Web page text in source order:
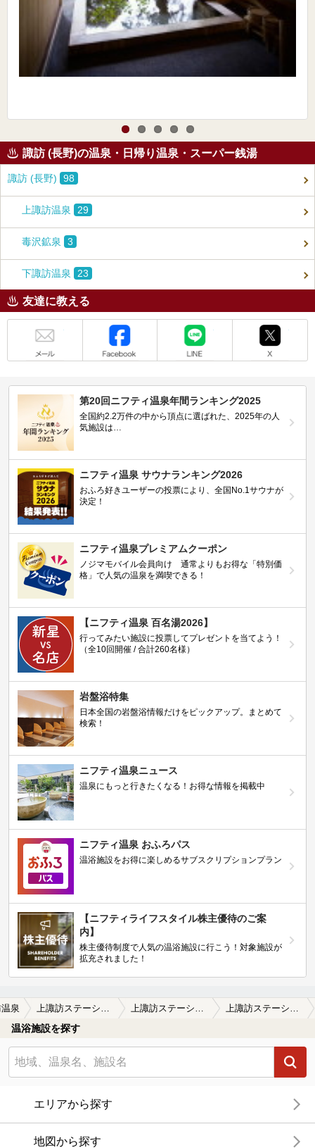
諏訪 (長野)の温泉・日帰り温泉・スーパー銭湯
諏訪 (長野) 98
上諏訪温泉 29
毒沢鉱泉 3
下諏訪温泉 23
友達に教える
第20回ニフティ温泉年間ランキング2025
全国約2.2万件の中から頂点に選ばれた、2025年の人
気施設は…
ニフティ温泉 サウナランキング2026
おふろ好きユーザーの投票により、全国No.1サウナが
決定！
ニフティ温泉プレミアムクーポン
ノジマモバイル会員向け 通常よりもお得な「特別価
格」で人気の温泉を満喫できる！
【ニフティ温泉 百名湯2026】
行ってみたい施設に投票してプレゼントを当てよう！
（全10回開催 / 合計260名様）
岩盤浴特集
日本全国の岩盤浴情報だけをピックアップ。まとめて
検索！
ニフティ温泉ニュース
温泉にもっと行きたくなる！お得な情報を掲載中
ニフティ温泉 おふろパス
温浴施設をお得に楽しめるサブスクリプションプラン
【ニフティライフスタイル株主優待のご案
内】
株主優待制度で人気の温浴施設に行こう！対象施設が
拡充されました！
泉
温浴施設を探す
エリアから探す
地図から探す